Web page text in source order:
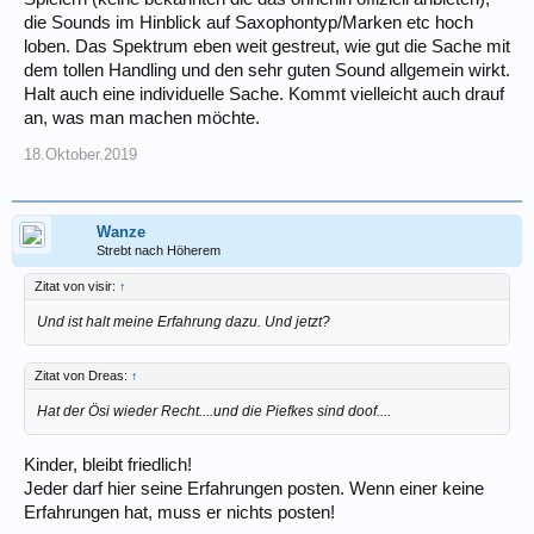
die Sounds im Hinblick auf Saxophontyp/Marken etc hoch
loben. Das Spektrum eben weit gestreut, wie gut die Sache mit
dem tollen Handling und den sehr guten Sound allgemein wirkt.
Halt auch eine individuelle Sache. Kommt vielleicht auch drauf
an, was man machen möchte.
18.Oktober.2019
Wanze
Strebt nach Höherem
Zitat von visir: ↑
Und ist halt meine Erfahrung dazu. Und jetzt?
Zitat von Dreas: ↑
Hat der Ösi wieder Recht....und die Piefkes sind doof....
Kinder, bleibt friedlich!
Jeder darf hier seine Erfahrungen posten. Wenn einer keine
Erfahrungen hat, muss er nichts posten!